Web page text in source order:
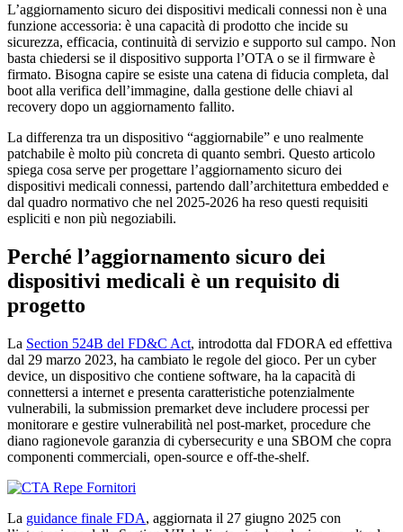
L’aggiornamento sicuro dei dispositivi medicali connessi non è una
funzione accessoria: è una capacità di prodotto che incide su
sicurezza, efficacia, continuità di servizio e supporto sul campo. Non
basta chiedersi se il dispositivo supporta l’OTA o se il firmware è
firmato. Bisogna capire se esiste una catena di fiducia completa, dal
boot alla verifica dell’immagine, dalla gestione delle chiavi al
recovery dopo un aggiornamento fallito.
La differenza tra un dispositivo “aggiornabile” e uno realmente
patchabile è molto più concreta di quanto sembri. Questo articolo
spiega cosa serve per progettare l’aggiornamento sicuro dei
dispositivi medicali connessi, partendo dall’architettura embedded e
dal quadro normativo che nel 2025-2026 ha reso questi requisiti
espliciti e non più negoziabili.
Perché l’aggiornamento sicuro dei
dispositivi medicali è un requisito di
progetto
La Section 524B del FD&C Act, introdotta dal FDORA ed effettiva
dal 29 marzo 2023, ha cambiato le regole del gioco. Per un cyber
device, un dispositivo che contiene software, ha la capacità di
connettersi a internet e presenta caratteristiche potenzialmente
vulnerabili, la submission premarket deve includere processi per
monitorare e gestire vulnerabilità nel post-market, procedure che
diano ragionevole garanzia di cybersecurity e una SBOM che copra
componenti commerciali, open-source e off-the-shelf.
La guidance finale FDA, aggiornata il 27 giugno 2025 con